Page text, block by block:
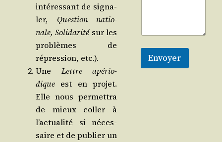
inté­res­sant de signa­
ler, Ques­tion natio­
nale, Soli­da­ri­tésur les
pro­blèmes de
répres­sion, etc.).
Une Lettre apé­rio­
dique est en pro­jet.
Elle nous per­met­tra
de mieux col­ler à
l’ac­tua­li­té si néces­
saire et de publier un
Envoyer